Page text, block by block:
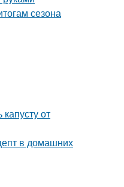
сезона
от
в домашних